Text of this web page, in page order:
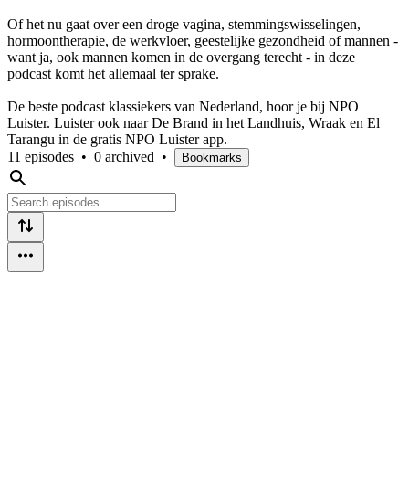
Of het nu gaat over een droge vagina, stemmingswisselingen,
hormoontherapie, de werkvloer, geestelijke gezondheid of mannen -
want ja, ook mannen komen in de overgang terecht - in deze
podcast komt het allemaal ter sprake.
De beste podcast klassiekers van Nederland, hoor je bij NPO
Luister. Luister ook naar De Brand in het Landhuis, Wraak en El
Tarangu in de gratis NPO Luister app.
11 episodes • 0 archived • Bookmarks